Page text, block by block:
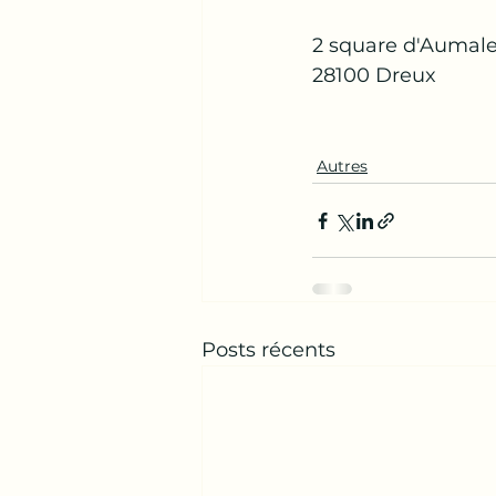
2 square
28100 Dreux
Autres
Posts récents